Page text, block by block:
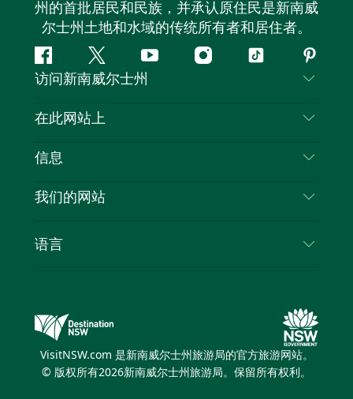
州的首批居民和民族，并承认原住民是新南威
尔士州土地和水域的传统所有者和居住者。
Facebook叽
叽
喳
YouTubeInstagram
抖
访问新南威尔士州
联系我们
隐私
Cookie 通知
在此网站上
目的地
新南威尔士州公路旅行
活动
信息
旅行信息
新南威尔士州的商业
我们的网站
新南威尔士州旅游局媒体中心
缤纷悉尼灯光音乐节
语言
VisitNSW.com 是新南威尔士州旅游局的官方旅游网站。
© 版权所有2026新南威尔士州旅游局。保留所有权利。